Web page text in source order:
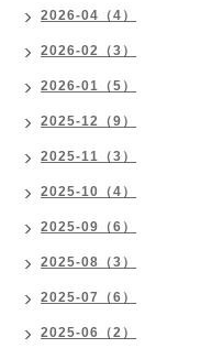
2026-04（4）
2026-02（3）
2026-01（5）
2025-12（9）
2025-11（3）
2025-10（4）
2025-09（6）
2025-08（3）
2025-07（6）
2025-06（2）